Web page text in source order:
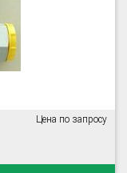
Цена по запросу